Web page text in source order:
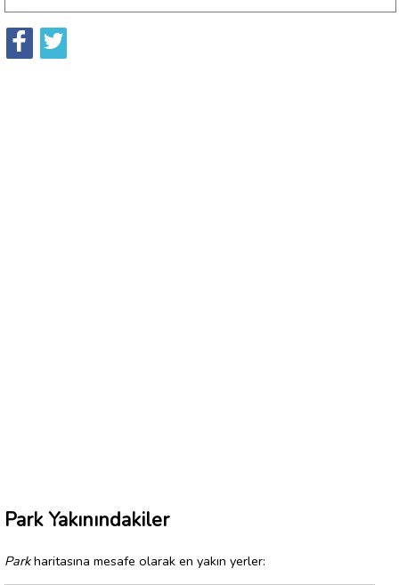
Park Yakınındakiler
Parkharitasına mesafe olarak en yakın yerler: